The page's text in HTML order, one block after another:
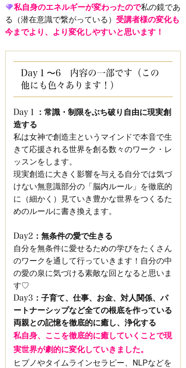
私自身のエネルギーが変わったので私の鏡であ
る（潜在意識で繋がっている） 受講者様の変化も
今までより、より変化しやすいと思います！
Day１〜6 内容の一部です（この
他にも色々あります！）
Day１
：常識・制限をぶち破り自由に現実創
造する
私は女神で創造主というマインドで本音で生
きて応援される世界を創る数々のワーク・レ
ッスンをします。
現実創造に大きく影響を与える自分では気づ
けない無意識部分の「脳内ルール」を徹底的
に（細かく）見ていき豊かな世界をつくるた
めのルールに書き換えます。
Day2 ：無条件の愛で生きる
自分を無条件に愛せるための学びをたくさん
のワークを通して行っていきます！自分の中
の愛の泉に気づける素敵な回となると思いま
す♡
Day3 ： 子育て、仕事、お金、対人関係、パ
ートナーシップなど全ての根底を作っている
両親との記憶を徹底的に癒し、浄化する
私自身、ここを徹底的に癒していくことで現
実世界が劇的に変化していきました。
ヒプノやタイムラインセラピー、NLPなどを